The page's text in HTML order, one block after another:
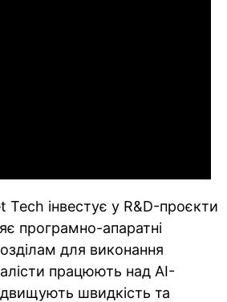
інвестує у R&D-проєкти
програмно-апаратні
для виконання
працюють над AI-
швидкість та